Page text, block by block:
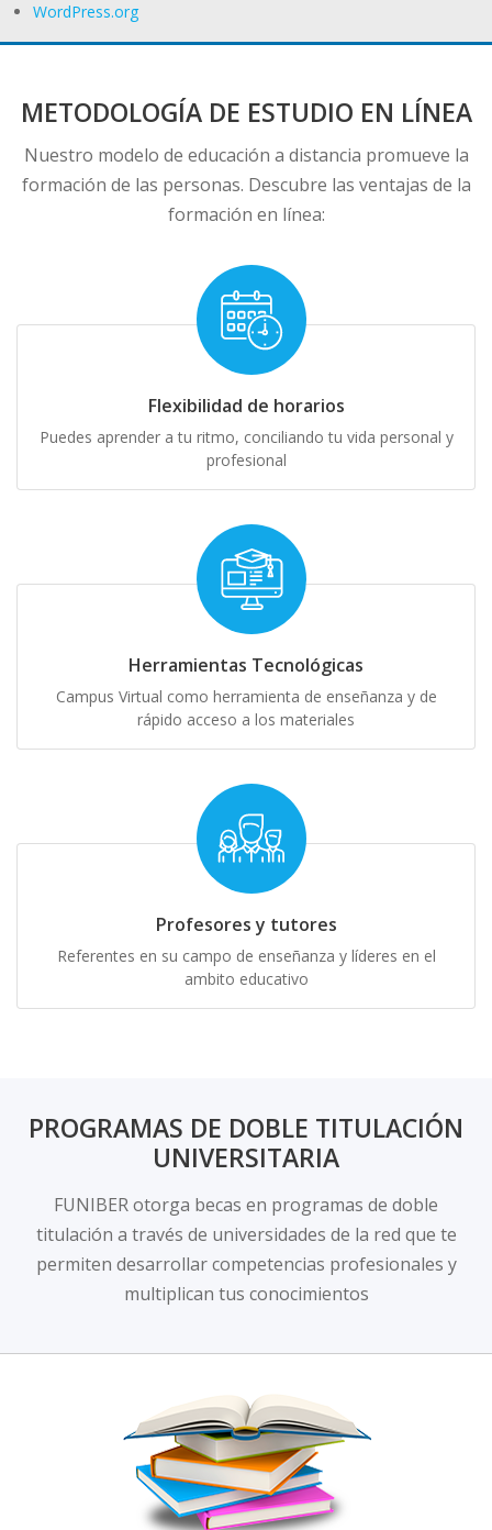
WordPress.org
METODOLOGÍA DE ESTUDIO EN LÍNEA
Nuestro modelo de educación a distancia promueve la
formación de las personas. Descubre las ventajas de la
formación en línea:
Flexibilidad de horarios
Puedes aprender a tu ritmo, conciliando tu vida personal y
profesional
Herramientas Tecnológicas
Campus Virtual como herramienta de enseñanza y de
rápido acceso a los materiales
Profesores y tutores
Referentes en su campo de enseñanza y líderes en el
ambito educativo
PROGRAMAS DE DOBLE TITULACIÓN
UNIVERSITARIA
FUNIBER otorga becas en programas de doble
titulación a través de universidades de la red que te
permiten desarrollar competencias profesionales y
multiplican tus conocimientos